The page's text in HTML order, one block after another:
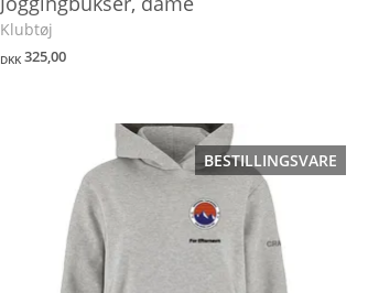
Klubtøj
DKK325,00
BESTILLINGSVARE